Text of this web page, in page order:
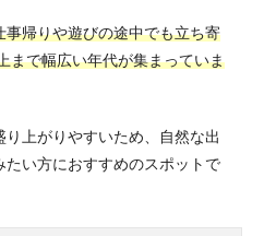
帰りや遊びの途中でも立ち寄
まで幅広い年代が集まっていま
上がりやすいため、自然な出
い方におすすめのスポットで